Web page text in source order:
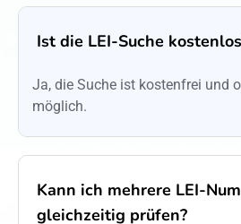
Ist die LEI-Suche
Ja, die Suche ist kostenfrei und
möglich.
Kann ich mehrere LEI-
gleichzeitig prüfen?